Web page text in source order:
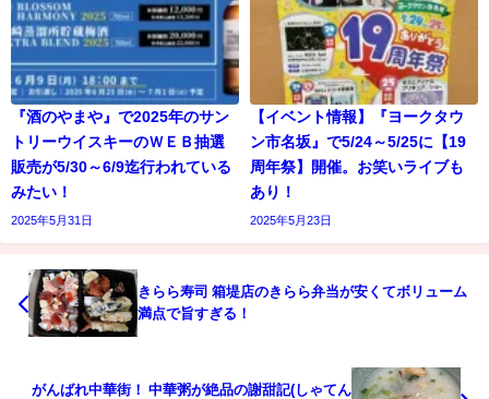
『酒のやまや』で2025年のサン
トリーウイスキーのＷＥＢ抽選
販売が5/30～6/9迄行われている
みたい！
2025年5月31日
【イベント情報】『ヨークタウ
ン市名坂』で5/24～5/25に【19
周年祭】開催。お笑いライブも
あり！
2025年5月23日
きらら寿司 箱堤店のきらら弁当が安くてボリューム
満点で旨すぎる！
がんばれ中華街！ 中華粥が絶品の謝甜記(しゃてん